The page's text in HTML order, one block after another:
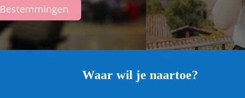
Bestemmingen
Waar wil je naartoe?